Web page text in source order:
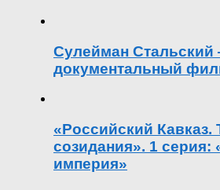
Сулейман
документальный
«Российский Кавказ.
созидания». 1 серия:
империя»